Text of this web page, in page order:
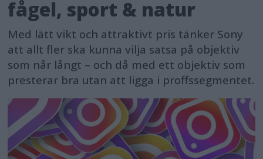
fågel, sport & natur
Med lätt vikt och attraktivt pris tänker Sony
att allt fler ska kunna vilja satsa på objektiv
som når långt – och då med ett objektiv som
presterar bra utan att ligga i proffssegmentet.